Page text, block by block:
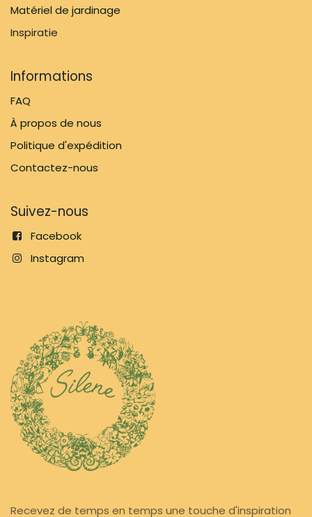
Matériel de jardinage
Inspiratie
Informations
FAQ
À propos de nous
Politique d'expédition
Contactez-nous
Suivez-nous
Facebook
Instagram
Recevez de temps en temps une touche d'inspiration